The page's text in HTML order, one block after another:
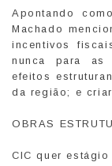
Apontando
Machado
incentivos
nunca para as
efeitos
da região; e
OBRAS
CIC quer